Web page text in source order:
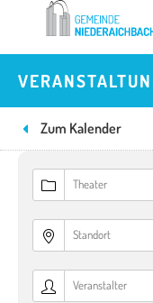
springen
Zum Kalender